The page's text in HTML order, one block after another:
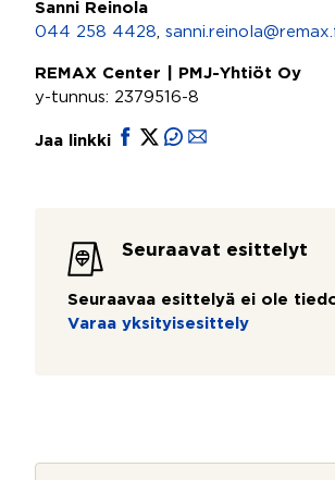
Sanni Reinola
044 258 4428
REMAX Center | PMJ-Yhtiöt Oy
y-tunnus: 2379516-8
Jaa linkki
Seuraavat esittelyt
Seuraavaa esittelyä ei ole
Varaa yksityisesittely